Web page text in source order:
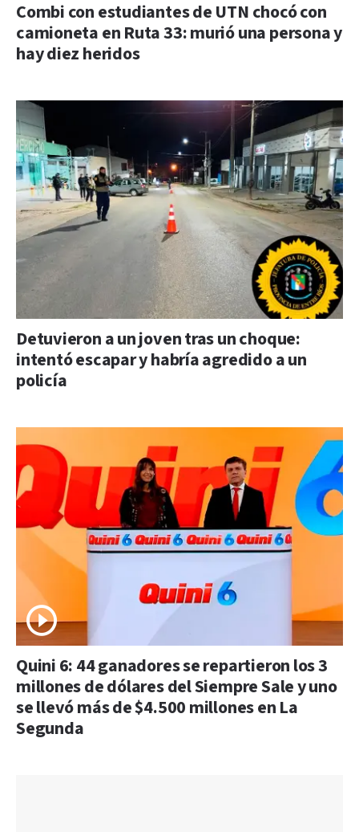
Combi con estudiantes de UTN chocó con
camioneta en Ruta 33: murió una persona y
hay diez heridos
Detuvieron a un joven tras un choque:
intentó escapar y habría agredido a un
policía
Quini 6: 44 ganadores se repartieron los 3
millones de dólares del Siempre Sale y uno
se llevó más de $4.500 millones en La
Segunda